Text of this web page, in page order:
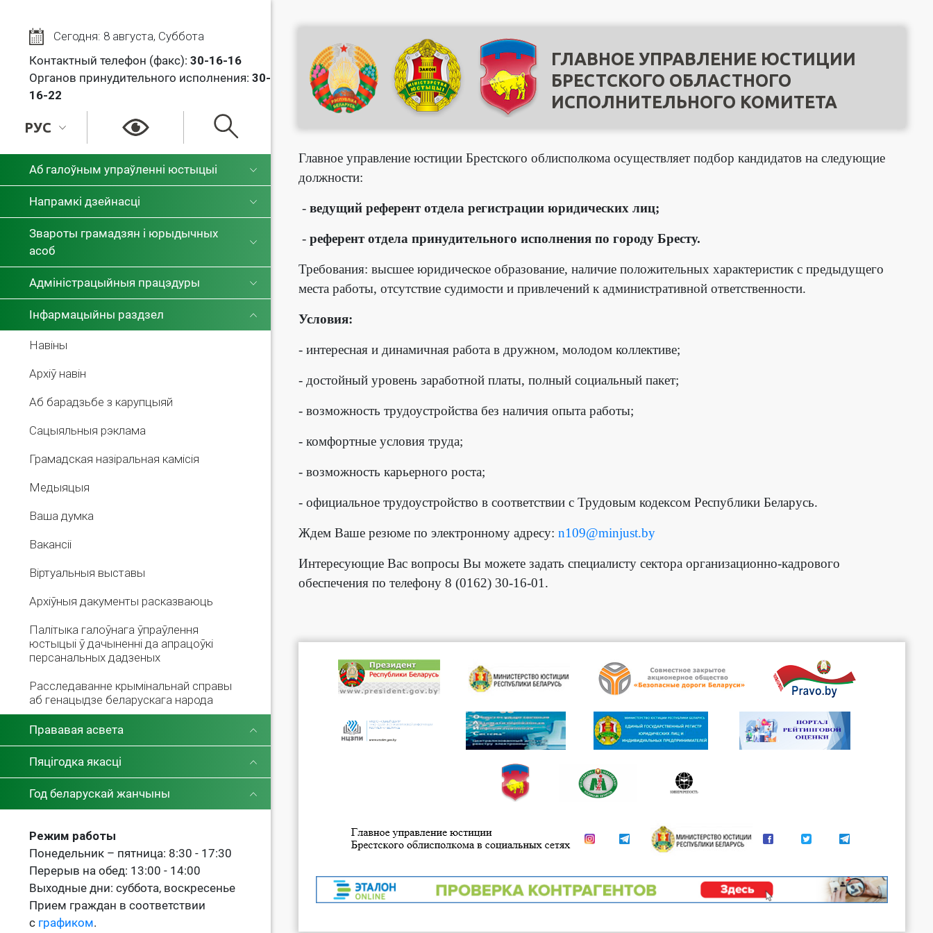
Сегодня: 8 августа, Суббота
Контактный телефон (факс): 30-16-16
Органов принудительного исполнения: 30-
16-22
РУС
Аб галоўным упраўленні юстыцыі
Напрамкі дзейнасці
Звароты грамадзян і юрыдычных
асоб
Адміністрацыйныя працэдуры
Інфармацыйны раздзел
Навіны
Архіў навін
Аб барадзьбе з карупцыяй
Сацыяльныя рэклама
Грамадская назіральная камісія
Медыяцыя
Ваша думка
Вакансіі
Віртуальныя выставы
Архіўныя дакументы расказваюць
Палітыка галоўнага ўпраўлення
юстыцыі ў дачыненні да апрацоўкі
персанальных дадзеных
Расследаванне крымінальнай справы
аб генацыдзе беларускага народа
Прававая асвета
Пяцігодка якасці
Год беларускай жанчыны
Режим работы
Понедельник – пятница: 8:30 - 17:30
Перерыв на обед: 13:00 - 14:00
Выходные дни: суббота, воскресенье
Прием граждан в соответствии
с графиком.
ГЛАВНОЕ УПРАВЛЕНИЕ ЮСТИЦИИ
БРЕСТСКОГО ОБЛАСТНОГО
ИСПОЛНИТЕЛЬНОГО КОМИТЕТА
Главное управление юстиции Брестского облисполкома осуществляет подбор кандидатов на следующие
должности:
- ведущий референт отдела регистрации юридических лиц;
- референт отдела принудительного исполнения по городу Бресту.
Требования: высшее юридическое образование, наличие положительных характеристик с предыдущего
места работы, отсутствие судимости и привлечений к административной ответственности.
Условия:
- интересная и динамичная работа в дружном, молодом коллективе;
- достойный уровень заработной платы, полный социальный пакет;
- возможность трудоустройства без наличия опыта работы;
- комфортные условия труда;
- возможность карьерного роста;
- официальное трудоустройство в соответствии с Трудовым кодексом Республики Беларусь.
Ждем Ваше резюме по электронному адресу: n109@minjust.by
Интересующие Вас вопросы Вы можете задать специалисту сектора организационно-кадрового
обеспечения по телефону 8 (0162) 30-16-01.